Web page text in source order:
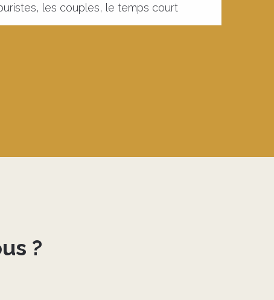
les couples, le temps court
?